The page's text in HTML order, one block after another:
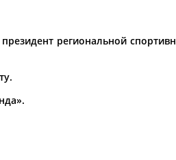
агентство СТАДИОН)
страны не простит безвольной
и расписание турнира -
чемпионат мира.... ...мне
, а в ЦСКА в
региональной